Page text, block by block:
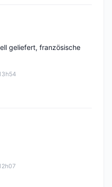
geliefert, französische